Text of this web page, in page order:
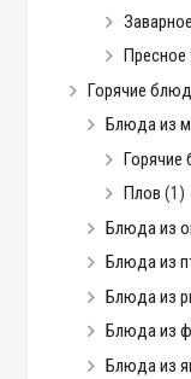
Пресное
Горячие
Блюда из
Горячие
Плов (1)
Блюда из
Блюда из
Блюда из
Блюда из
Блюда из